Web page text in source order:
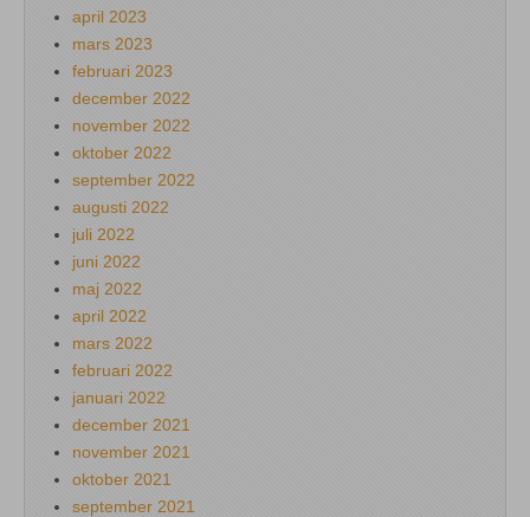
april 2023
mars 2023
februari 2023
december 2022
november 2022
oktober 2022
september 2022
augusti 2022
juli 2022
juni 2022
maj 2022
april 2022
mars 2022
februari 2022
januari 2022
december 2021
november 2021
oktober 2021
september 2021